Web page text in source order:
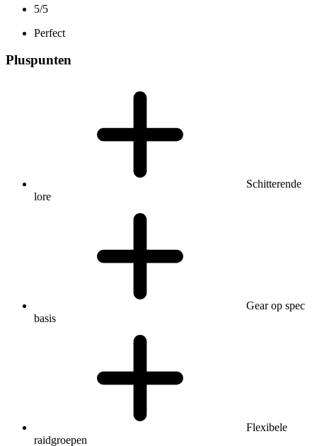
5/5
Perfect
Pluspunten
Schitterende
lore
Gear op spec
basis
Flexibele
raidgroepen